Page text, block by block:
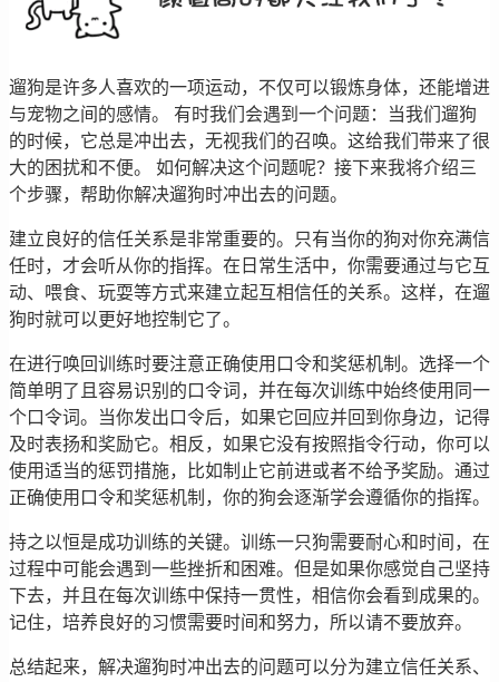
遛狗是许多人喜欢的一项运动，不仅可以锻炼身体，还能增进
与宠物之间的感情。 有时我们会遇到一个问题：当我们遛狗
的时候，它总是冲出去，无视我们的召唤。这给我们带来了很
大的困扰和不便。 如何解决这个问题呢？接下来我将介绍三
个步骤，帮助你解决遛狗时冲出去的问题。
建立良好的信任关系是非常重要的。只有当你的狗对你充满信
任时，才会听从你的指挥。在日常生活中，你需要通过与它互
动、喂食、玩耍等方式来建立起互相信任的关系。这样，在遛
狗时就可以更好地控制它了。
在进行唤回训练时要注意正确使用口令和奖惩机制。选择一个
简单明了且容易识别的口令词，并在每次训练中始终使用同一
个口令词。当你发出口令后，如果它回应并回到你身边，记得
及时表扬和奖励它。相反，如果它没有按照指令行动，你可以
使用适当的惩罚措施，比如制止它前进或者不给予奖励。通过
正确使用口令和奖惩机制，你的狗会逐渐学会遵循你的指挥。
持之以恒是成功训练的关键。训练一只狗需要耐心和时间，在
过程中可能会遇到一些挫折和困难。但是如果你感觉自己坚持
下去，并且在每次训练中保持一贯性，相信你会看到成果的。
记住，培养良好的习惯需要时间和努力，所以请不要放弃。
总结起来，解决遛狗时冲出去的问题可以分为建立信任关系、